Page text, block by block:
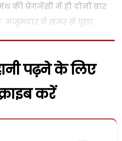
की प्रेगनेंसी में ही दोनों बार
मजूमदार ने समर से पूछा.
पढ़ने के लिए
करें